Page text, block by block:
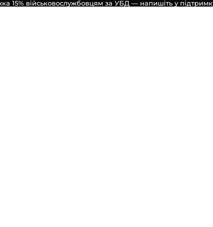
15% військовослужбовцям за УБД — напишіть у